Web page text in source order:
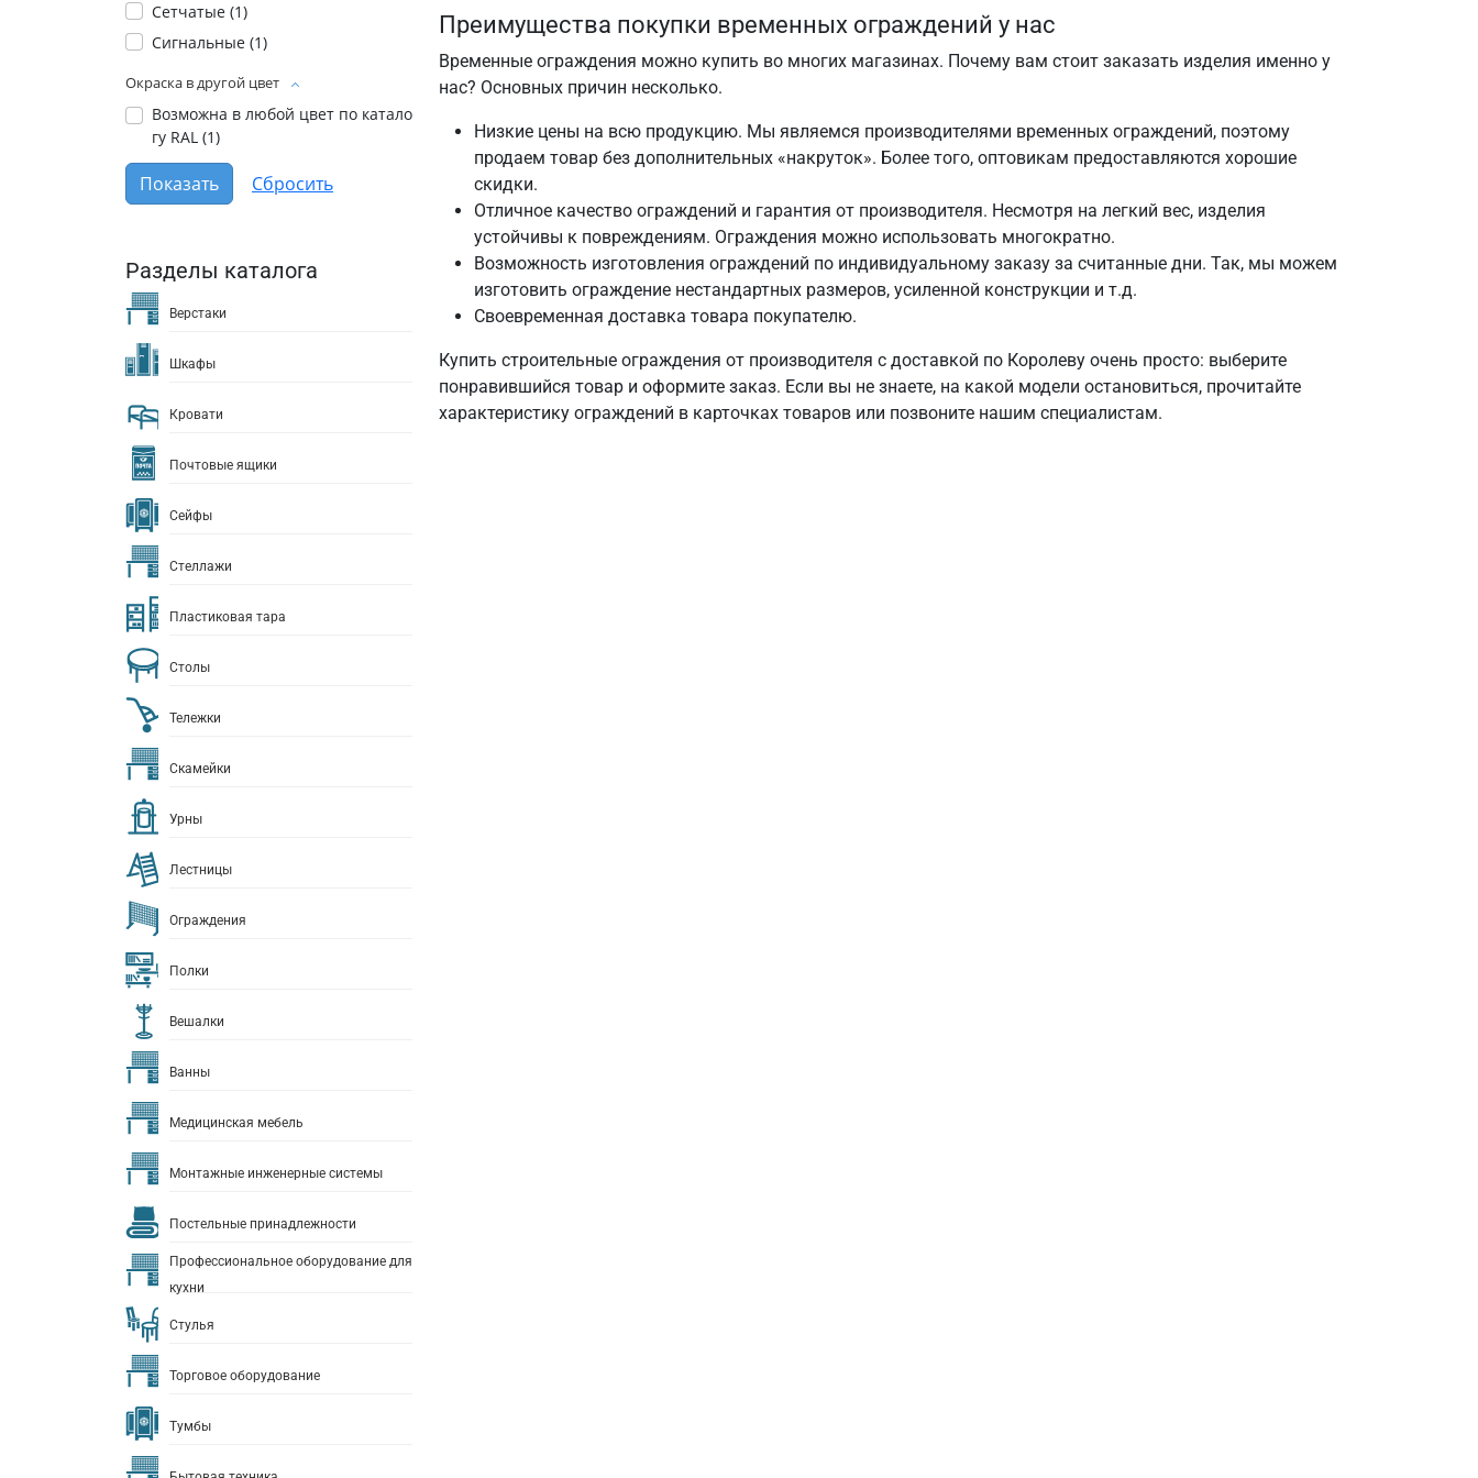
Сетчатые (1)
Сигнальные (1)
Окраска в другой цвет
Возможна в любой цвет по катало
гу RAL (1)
Разделы каталога
Верстаки
Шкафы
Кровати
Почтовые ящики
Сейфы
Стеллажи
Пластиковая тара
Столы
Тележки
Скамейки
Урны
Лестницы
Ограждения
Полки
Вешалки
Ванны
Медицинская мебель
Монтажные инженерные системы
Постельные принадлежности
Профессиональное оборудование для
кухни
Стулья
Торговое оборудование
Тумбы
Преимущества покупки временных ограждений у нас
Временные ограждения можно купить во многих магазинах. Почему вам стоит заказать изделия именно у
нас? Основных причин несколько.
Низкие цены на всю продукцию. Мы являемся производителями временных ограждений, поэтому
продаем товар без дополнительных «накруток». Более того, оптовикам предоставляются хорошие
скидки.
Отличное качество ограждений и гарантия от производителя. Несмотря на легкий вес, изделия
устойчивы к повреждениям. Ограждения можно использовать многократно.
Возможность изготовления ограждений по индивидуальному заказу за считанные дни. Так, мы можем
изготовить ограждение нестандартных размеров, усиленной конструкции и т.д.
Своевременная доставка товара покупателю.
Купить строительные ограждения от производителя с доставкой по Королеву очень просто: выберите
понравившийся товар и оформите заказ. Если вы не знаете, на какой модели остановиться, прочитайте
характеристику ограждений в карточках товаров или позвоните нашим специалистам.